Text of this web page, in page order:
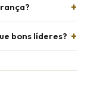
bons líderes?